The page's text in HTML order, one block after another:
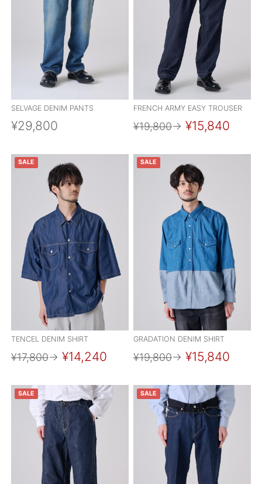
SELVAGE DENIM PANTS
¥29,800
FRENCH ARMY EASY TROUSER
¥19,800→ ¥15,840
SALE
TENCEL DENIM SHIRT
¥17,800→ ¥14,240
SALE
GRADATION DENIM SHIRT
¥19,800→ ¥15,840
SALE SALE